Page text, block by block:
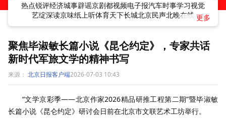
热点锐评经济城事辟谣京剧都视频电子报汽车时事学习视觉
艺绽深读京味纸上听体育天下长城北京民声北晚在线
聚焦毕淑敏长篇小说《昆仑约定》，专家共话
新时代军旅文学的精神书写
来源： 北京日报客户端2026-07-03 10:43
“文学京彩季——北京作家2026精品研推工程第二期”暨毕淑敏
长篇小说《昆仑约定》研讨会日前在北京市文联艺术工坊举行。